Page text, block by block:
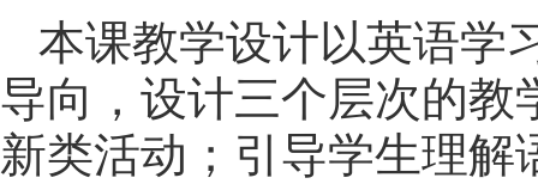
本课教学设计以英语学
导向，设计三个层次的教
新类活动；引导学生理